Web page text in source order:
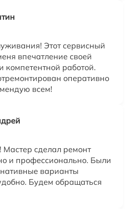
Этот сервисный
впечатление своей
компетентной работой.
оперативно
всем!
сделал ремонт
и профессионально. Были
варианты
Будем обращаться